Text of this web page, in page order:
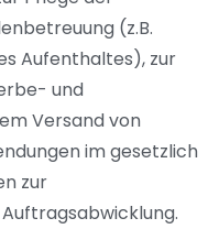
(z.B.
Aufenthaltes), zur
und
Versand von
im gesetzlich
zur